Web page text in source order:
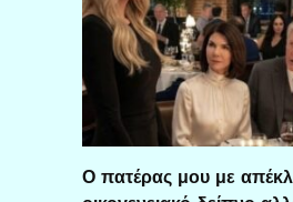
Ο πατέρας μου με